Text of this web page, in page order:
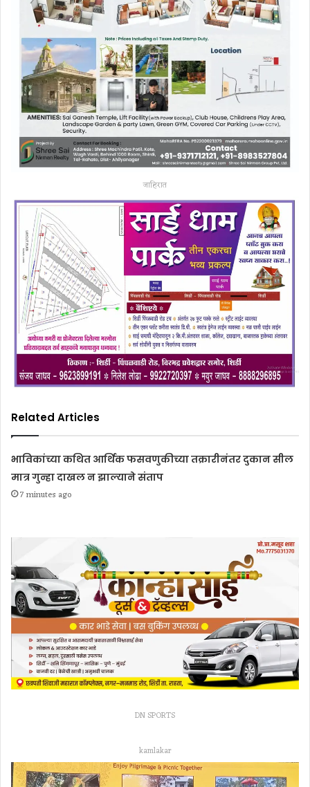
जाहिरात
Related Articles
भाविकांच्या कथित आर्थिक फसवणुकीच्या तक्रारीनंतर दुकान सील
मात्र गुन्हा दाखल न झाल्याने संताप
7 minutes ago
DN SPORTS
kamlakar